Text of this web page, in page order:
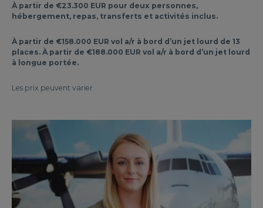
À partir de €23.300 EUR pour deux personnes,
hébergement, repas, transferts et activités inclus.
À partir de €158.000 EUR vol a/r à bord d’un jet lourd de 13
places. À partir de €188.000 EUR vol a/r à bord d’un jet lourd
à longue portée.
Les prix peuvent varier.